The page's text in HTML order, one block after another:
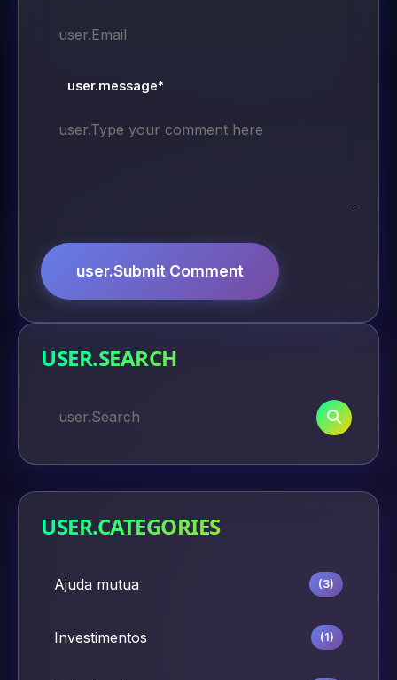
user.message*
user.Submit Comment
USER.SEARCH
USER.CATEGORIES
Ajuda mutua (3)
Investimentos (1)